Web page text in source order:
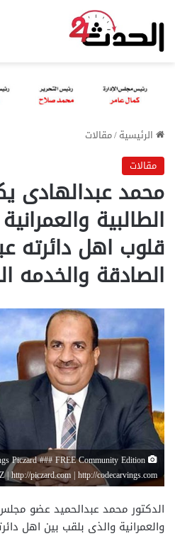
الرئيسية/مقالات
مقالات
محمد عبدالهادى
الطالبية
قلوب اهل دائرته
الصادقة والخدمه
Piczard ### FREE Community Edition
http://piczard.com | http://codecarvings.com
الدكتور محمد عبدالحميد عضو مجلس
والعمرانية والذى بلقب بين اهل